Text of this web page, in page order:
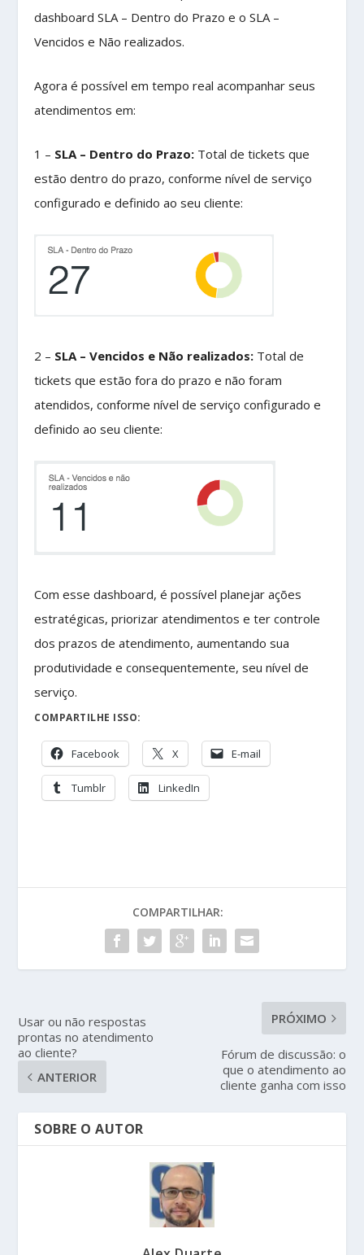
dashboardSLA – Dentro do Prazoe oSLA –
Vencidos e Não realizados.
Agora é possível em tempo real acompanhar seus
atendimentos em:
1 – SLA – Dentro do Prazo: Total de tickets que
estão dentro do prazo, conforme nível de serviço
configurado e definido ao seu cliente:
2 – SLA – Vencidos e Não realizados: Total de
tickets que estão fora do prazo e não foram
atendidos, conforme nível de serviço configurado e
definido ao seu cliente:
Com esse dashboard, é possível planejar ações
estratégicas, priorizar atendimentos e ter controle
dos prazos de atendimento, aumentando sua
produtividade e consequentemente, seu nível de
serviço.
COMPARTILHE ISSO:
Facebook X E-mail
Tumblr LinkedIn
COMPARTILHAR:
Usar ou não respostas
prontas no atendimento
ao cliente?
ANTERIOR
PRÓXIMO
Fórum de discussão: o
que o atendimento ao
cliente ganha com isso
SOBRE O AUTOR